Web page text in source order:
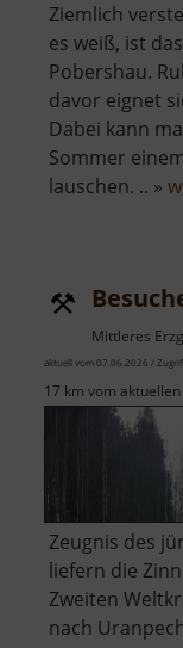
Ziemlich
es weiß, ist
Pobershau.
davor eignet
Dabei kann
Sommer
lauschen. .. »
Mittleres
aktuell vom 07.06.2026 /
17 km vom
Zeugnis des
liefern die
Zweiten
nach